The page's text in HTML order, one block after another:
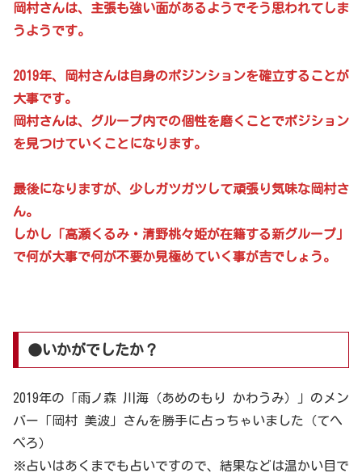
岡村さんは、主張も強い面があるようでそう思われてしま
うようです。
2019年、岡村さんは自身のポジンションを確立することが
大事です。
岡村さんは、グループ内での個性を磨くことでポジション
を見つけていくことになります。
最後になりますが、少しガツガツして頑張り気味な岡村さ
ん。
しかし「高瀬くるみ・清野桃々姫が在籍する新グループ」
で何が大事で何が不要か見極めていく事が吉でしょう。
●いかがでしたか？
2019年の「雨ノ森 川海（あめのもり かわうみ）」のメン
バー「岡村 美波」さんを勝手に占っちゃいました（てへ
ぺろ）
※占いはあくまでも占いですので、結果などは温かい目で